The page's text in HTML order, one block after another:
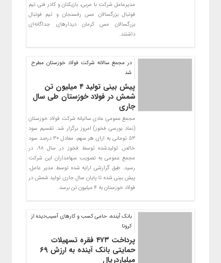
مدیرعامل شرکت با مربی، بازیکنان و کادر فنی تیم
فوتبال بزرگسالان مس رفسنجان و تیم فوتبال
بزرگسالان مس کرمان دیدارهای جداگانه‌ای
داشتند.
در مجمع سالانه شرکت فولاد خوزستان مطرح
شد
پیش بینی تولید ۴ میلیون تن
شمش در فولاد خوزستان طی سال
جاری
مجمع عمومی عادی سالیانه شرکت فولاد خوزستان
(نماد بورسی فخوز) امروز برگزار شد. تقسیم سود
۵۳ تومانی به ازای هر سهم، معادل ۳۰ درصد سود
خالص تولیدشده توسط فخوز در سال ۹۸، در
مجمع عمومی به تصویب سهامداران این شرکت
رسید. طبق گزارشی ارایه شده توسط مدیر عامل،
پیش بینی شده تا پایان سال جاری تولید شمش در
فولاد خوزستان به 4 میلیون تن برسد.
بانک آینده، حامی کسب و کارهای آسیب‌دیده از
کرونا
پرداخت ۴۷۳ فقره تسهیلات
حمایتی بانک آینده به ارزش ۶۹
میلیاردریال